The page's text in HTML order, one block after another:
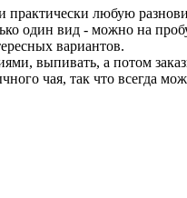
любую
один вид - можно на
вариантов.
выпивать, а потом
чая, так что всегда